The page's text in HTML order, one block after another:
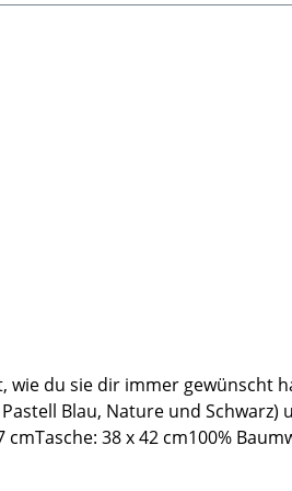
du sie dir immer gewünscht
Blau, Nature und
38 x 42 cm100%